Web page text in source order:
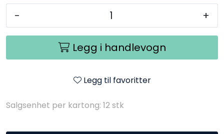
- +
Legg i handlevogn
Legg til favoritter
Salgsenhet per kartong: 12 stk